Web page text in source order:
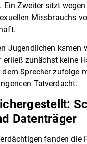
Ein Zweiter sitzt
Missbrauchs
Jugendlichen kamen
erließ zunächst keine
dem Sprecher zufolge
Tatverdacht.
Datenträger
fanden die